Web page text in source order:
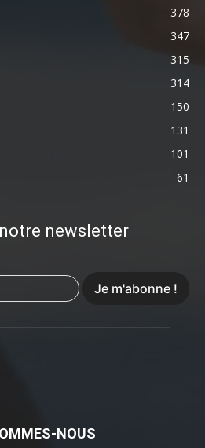
378
347
315
314
150
131
101
61
newsletter
NOUS